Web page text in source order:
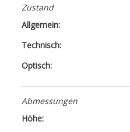
Zustand
Allgemein:
Technisch:
Optisch:
Abmessungen
Höhe: